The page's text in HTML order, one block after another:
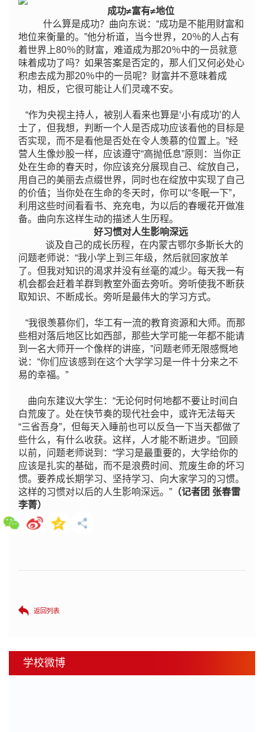
成功≠富有≠地位
什么算是成功？曲向东说：“成功是不能用财富和
地位来衡量的。”他分析道，当今世界，20％的人占有
着世界上80％的财富，难道成为那20％中的一员就意
味着成功了吗？如果答案是否定的，那人们又何必处心
积虑去成为那20％中的一员呢？财富并不意味着成
功，相反，它很可能让人们灵魂不安。
“作为央视主持人，被别人看来也算是‘小有成功’的人
士了，但我想，判断一个人是否成功应该看他的目标是
否实现，而不是看他是否处在令人羡慕的位置上。”经
营人生像炒股一样，应该遵守“高抛低息”原则：当你正
处在生命的春天时，你应该充分展现自己、绽放自己，
用自己的美丽去点缀世界，同时也在绽放中实现了自己
的价值；当你处在生命的冬天时，你可以“冬眠一下”，
利用这些时间看看书、充充电，为以后的春暖花开做准
备。曲向东这样生动的描述人生历程。
好习惯对人生影响深远
谈及自己的成长历程，在内蒙古鄂尔多斯长大的
问题老师说：“我小学上到三年级，然后就回家放羊
了。但我对知识的渴求并没有丝毫的减少。每天我一有
机会都会赶着羊群到教室外面去旁听。旁听使我不断获
取知识、不断成长。旁听是最伟大的学习方式。
“我很羡慕你们，华工有一流的教育资源和大师。而那
些相对落后地区比如西部，那些大学可能一年都不能请
到一名大师开一个像样的讲座，”问题老师无限感慨地
说：“你们应该感到在这个大学学习是一件十分来之不
易的幸福。”
曲向东建议大学生：“无论何时何地都不要让时间白
白荒废了。处在快节奏的现代社会中，或许无法每天
“三省吾身”，但每天入睡前也可以反刍一下当天都做了
些什么，有什么收获。这样，人才能不断进步。”回顾
以前，问题老师说到：“学习是最重要的，大学给你的
应该是扎实的基础，而不是浪费时间、荒废生命的坏习
惯。要养成长期学习、坚持学习、向大家学习的习惯。
这样的习惯对以后的人生影响深远。” （记者团 张春雷
李菁）
返回列表
学校微博